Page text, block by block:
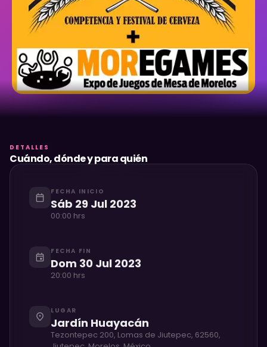
DETALLES
Cuándo, dónde y para quién
calendar_today FECHA INICIO
Sáb 29 Jul 2023
00:00 hrs
event FECHA FIN
Dom 30 Jul 2023
20:00 hrs
place LUGAR
Jardín Huayacán
Tezontepec 200, Lomas de Jiutepec, 62560,